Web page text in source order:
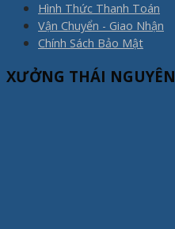
Hình Thức Thanh Toán
Vận Chuyển - Giao Nhận
Chính Sách Bảo Mật
XƯỞNG THÁI NGUYÊN